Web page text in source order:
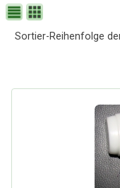
Sortier-Reihenfolge